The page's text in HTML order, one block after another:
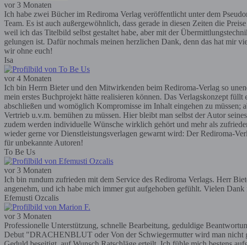
vor 3 Monaten
Ich habe zwei Bücher im Rediroma Verlag veröffentlicht unter dem
Team. Es ist auch außergewöhnlich, dass gerade in diesen Zeiten die
weil ich das Titelbild selbst gestaltet habe, aber mit der
gelungen ist. Dafür nochmals meinen herzlichen Dank, denn das hat mir
wir ohne euch!
Isa
vor 4 Monaten
Ich bin Herrn Bieter und den Mitwirkenden beim Rediroma-Verlag so
mein erstes Buchprojekt hätte realisieren können. Das Verlagskonzept
abschließen und womöglich Kompromisse im Inhalt eingehen zu
Vertrieb u.v.m. bemühen zu müssen. Hier bleibt man selbst der Autor
zudem werden individuelle Wünsche wirklich gehört und mehr als
wieder gerne vor Dienstleistungsverlagen gewarnt wird: Der Rediroma-
für unbekannte Autoren!
To Be Us
vor 3 Monaten
Ich bin rundum zufrieden mit dem Service des Rediroma Verlags. Herr
angenehm, und ich habe mich immer gut aufgehoben gefühlt. Vielen
Efemusti Ozcalis
vor 3 Monaten
Professionelle Unterstützung, schnelle Bearbeitung, geduldige
Debut "DRACHENBLUT oder Von der Schwiegermutter wird man nicht